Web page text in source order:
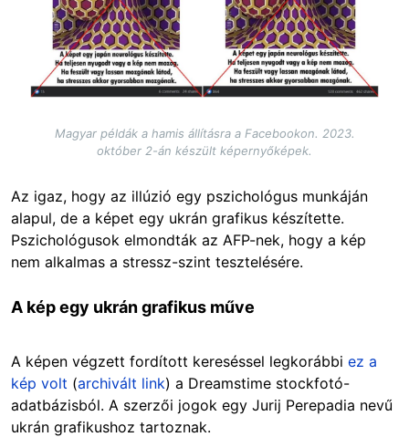
Magyar példák a hamis állításra a Facebookon. 2023.
október 2-án készült képernyőképek.
Az igaz, hogy az illúzió egy pszichológus munkáján
alapul, de a képet egy ukrán grafikus készítette.
Pszichológusok elmondták az AFP-nek, hogy a kép
nem alkalmas a stressz-szint tesztelésére.
A kép egy ukrán grafikus műve
A képen végzett fordított kereséssel legkorábbi ez a
kép volt (archivált link) a Dreamstime stockfotó-
adatbázisból. A szerzői jogok egy Jurij Perepadia nevű
ukrán grafikushoz tartoznak.